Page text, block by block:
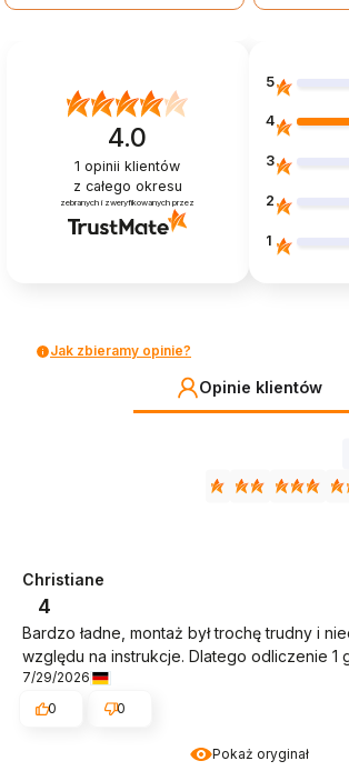
4.0
1 opinii klientów
z całego okresu
zebranych i zweryfikowanych przez
5
4
3
2
1
Jak zbieramy opinie?
Opinie klientów
Pokaż oryginał
Christiane
4
Bardzo ładne, montaż był trochę trudny i
względu na instrukcje. Dlatego odliczenie 1
7/29/2026
0
0